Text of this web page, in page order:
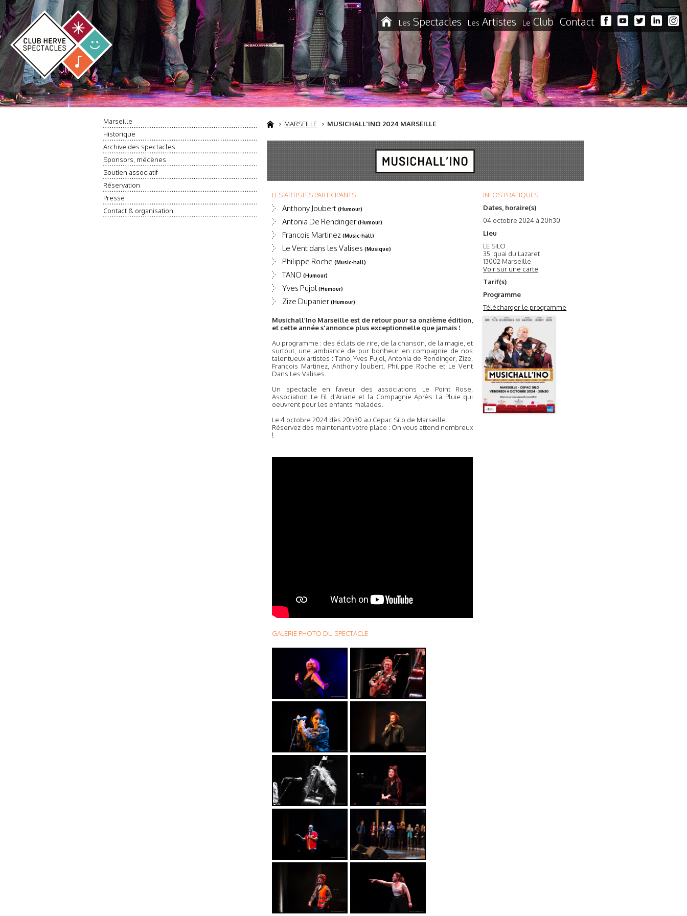
Les Spectacles Les Artistes LeClub Contact
Marseille
Historique
Archive des spectacles
Sponsors, mécènes
Soutien associatif
Réservation
Presse
Contact & organisation
MARSEILLE MUSICHALL'INO 2024 MARSEILLE
LES ARTISTES PARTICIPANTS
Anthony Joubert (Humour)
Antonia De Rendinger (Humour)
Francois Martinez (Music-hall)
Le Vent dans les Valises (Musique)
Philippe Roche (Music-hall)
TANO (Humour)
Yves Pujol(Humour)
Zize Dupanier (Humour)
Musichall’Ino Marseille est de retour pour sa onzième édition,
et cette année s'annonce plus exceptionnelle que jamais !
Au programme : des éclats de rire, de la chanson, de la magie, et
surtout, une ambiance de pur bonheur en compagnie de nos
talentueux artistes : Tano, Yves Pujol, Antonia de Rendinger, Zize,
François Martinez, Anthony Joubert, Philippe Roche et Le Vent
Dans Les Valises.
Un spectacle en faveur des associations Le Point Rose,
Association Le Fil d'Ariane et la Compagnie Après La Pluie qui
oeuvrent pour les enfants malades.
Le 4 octobre 2024 dès 20h30 au Cepac Silo de Marseille.
Réservez dès maintenant votre place : On vous attend nombreux
!
GALERIE PHOTO DU SPECTACLE
INFOS PRATIQUES
Dates, horaire(s)
04 octobre 2024 à 20h30
Lieu
LE SILO
35, quai du Lazaret
13002 Marseille
Voir sur une carte
Tarif(s)
Programme
Télécharger le programme